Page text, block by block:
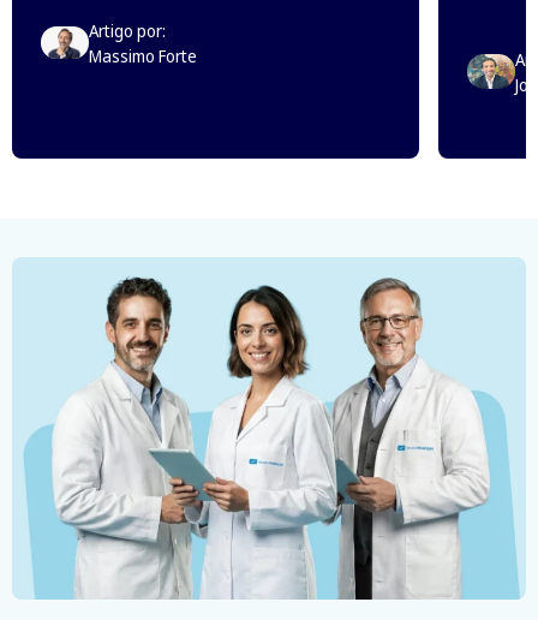
Artigo por:
Massimo Forte